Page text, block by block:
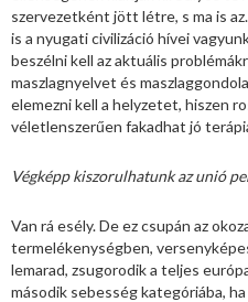
szervezetként jött létre, s ma is
is a nyugati civilizáció hívei
beszélni kell az aktuális
maszlagnyelvet és
elemezni kell a helyzetet, hiszen
véletlenszerűen fakadhat jó
Végképp kiszorulhatunk az unió
Van rá esély. De ez csupán az
termelékenységben,
lemarad, zsugorodik a teljes
második sebesség kategóriába,